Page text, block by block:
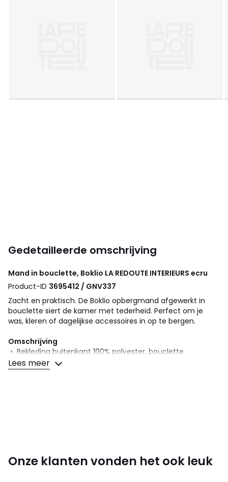
Gedetailleerde omschrijving
Mand in bouclette, Boklio LA REDOUTE INTERIEURS ecru
Product-ID 3695412 / GNV337
Zacht en praktisch. De Boklio opbergmand afgewerkt in
bouclette siert de kamer met tederheid. Perfect om je
was, kleren of dagelijkse accessoires in op te bergen.
Omschrijving
• Bekleding buitenkant 100% polyester, bouclette
afwerking
• Effen non-woven binnenkant 100% polyester
Afmetingen
Lees meer
Onze klanten vonden het ook leuk